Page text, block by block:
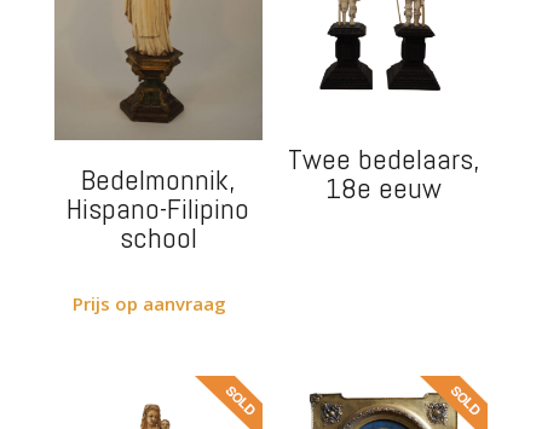
Bedelmonnik,
Hispano-Filipino
school
Prijs op aanvraag
Twee bedelaars,
18e eeuw